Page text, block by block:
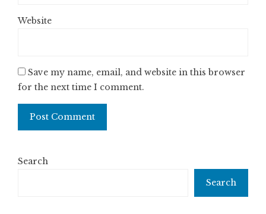
Website
Save my name, email, and website in this browser
for the next time I comment.
Search
Search